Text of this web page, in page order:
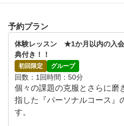
予約プラン
体験レッスン　★1か月以内の入
典付き！！
初回限定 グループ
回数 1回時間 50分
個々の課題の克服とさらに磨
指した『パーソナルコース』
す。